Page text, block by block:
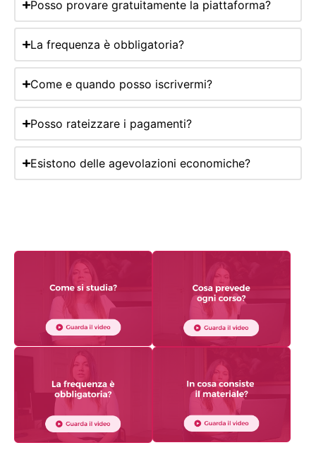
Posso provare gratuitamente la piattaforma?
La frequenza è obbligatoria?
Come e quando posso iscrivermi?
Posso rateizzare i pagamenti?
Esistono delle agevolazioni economiche?